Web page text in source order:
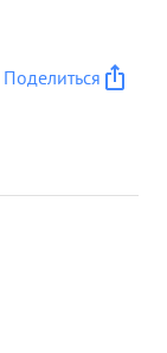
реки
Поделиться